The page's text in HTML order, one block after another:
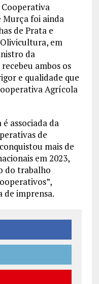
Cooperativa
foi ainda
de Prata e
em
da
ambos os
e qualidade que
Agrícola
associada da
de
mais de
em 2023,
do trabalho
de imprensa.